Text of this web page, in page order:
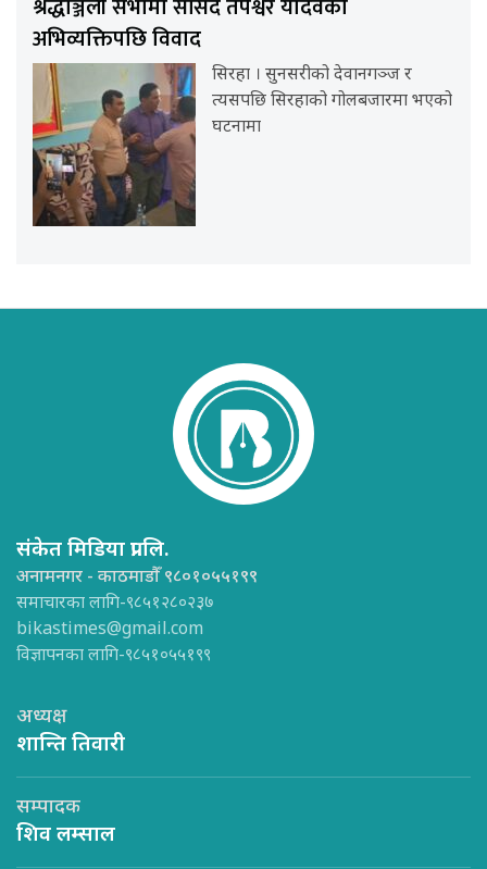
श्रद्धाञ्जली सभामा सांसद तपेश्वर यादवको
अभिव्यक्तिपछि विवाद
सिरहा । सुनसरीको देवानगञ्ज र
त्यसपछि सिरहाको गोलबजारमा भएको
घटनामा
संकेत मिडिया प्रा.लि.
अनामनगर - काठमाडौँ ९८०१०५५१९९
समाचारका लागि-९८५१२८०२३७
bikastimes@gmail.com
विज्ञापनका लागि-९८५१०५५१९९
अध्यक्ष
शान्ति तिवारी
सम्पादक
शिव लम्साल